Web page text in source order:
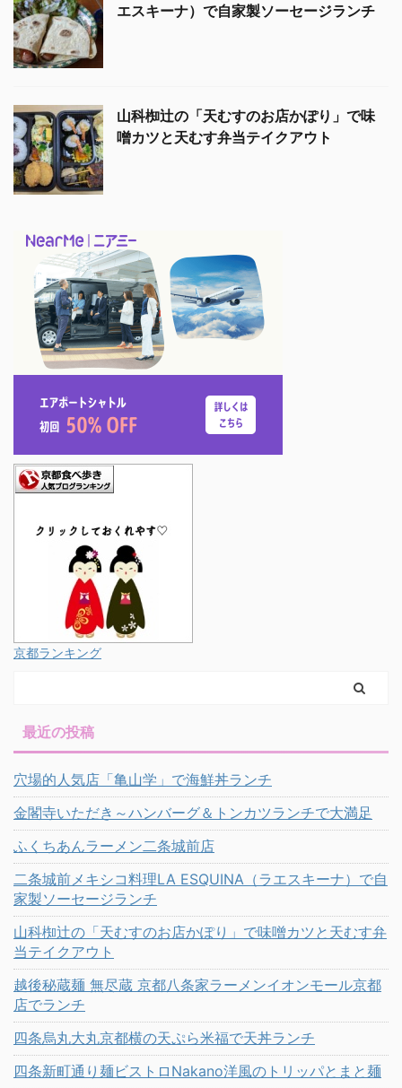
エスキーナ）で自家製ソーセージランチ
山科椥辻の「天むすのお店かぽり」で味
噌カツと天むす弁当テイクアウト
京都ランキング
最近の投稿
穴場的人気店「亀山学」で海鮮丼ランチ
金閣寺いただき～ハンバーグ＆トンカツランチで大満足
ふくちあんラーメン二条城前店
二条城前メキシコ料理LA ESQUINA（ラエスキーナ）で自
家製ソーセージランチ
山科椥辻の「天むすのお店かぽり」で味噌カツと天むす弁
当テイクアウト
越後秘蔵麺 無尽蔵 京都八条家ラーメンイオンモール京都
店でランチ
四条烏丸大丸京都横の天ぷら米福で天丼ランチ
四条新町通り麺ビストロNakano洋風のトリッパとまと麺